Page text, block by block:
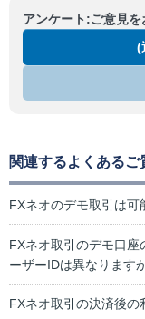
アンケート:ご意見
(
関連するよくあるご
FXネオのデモ取引は可
FXネオ取引のデモ口座
ーザーIDは異なりますか
FXネオ取引の決済後の